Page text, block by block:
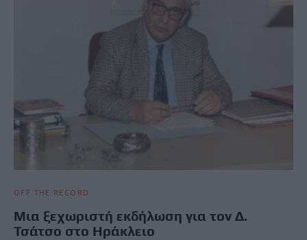
OFF THE RECORD
Μια ξεχωριστή εκδήλωση για τον Δ.
Τσάτσο στο Ηράκλειο